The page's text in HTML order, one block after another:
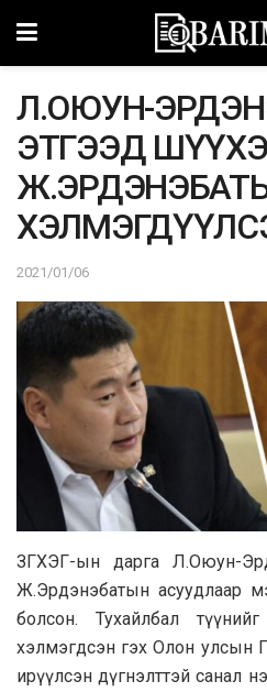
Л.ОЮУН-ЭРДЭНЭ:
ЭТГЭЭД ШҮҮХЭД
2021/01/06
ЗГХЭГ-ын дарга Л.Оюун-
Ж.Эрдэнэбатын асуудлаар
болсон. Тухайлбал
хэлмэгдсэн гэх Олон улсын
ирүүлсэн дүгнэлттэй санал